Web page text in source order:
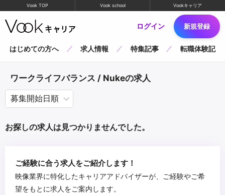
Vook TOP Vook school Vookキャリア
ログイン 新規登録
はじめての方へ 求人情報 特集記事 転職体験記
ワークライフバランス / Nukeの求人
お探しの求人は見つかりませんでした。
ご経験に合う求人をご紹介します！
映像業界に特化したキャリアアドバイザーが、ご経験やご希
望をもとに求人をご案内します。